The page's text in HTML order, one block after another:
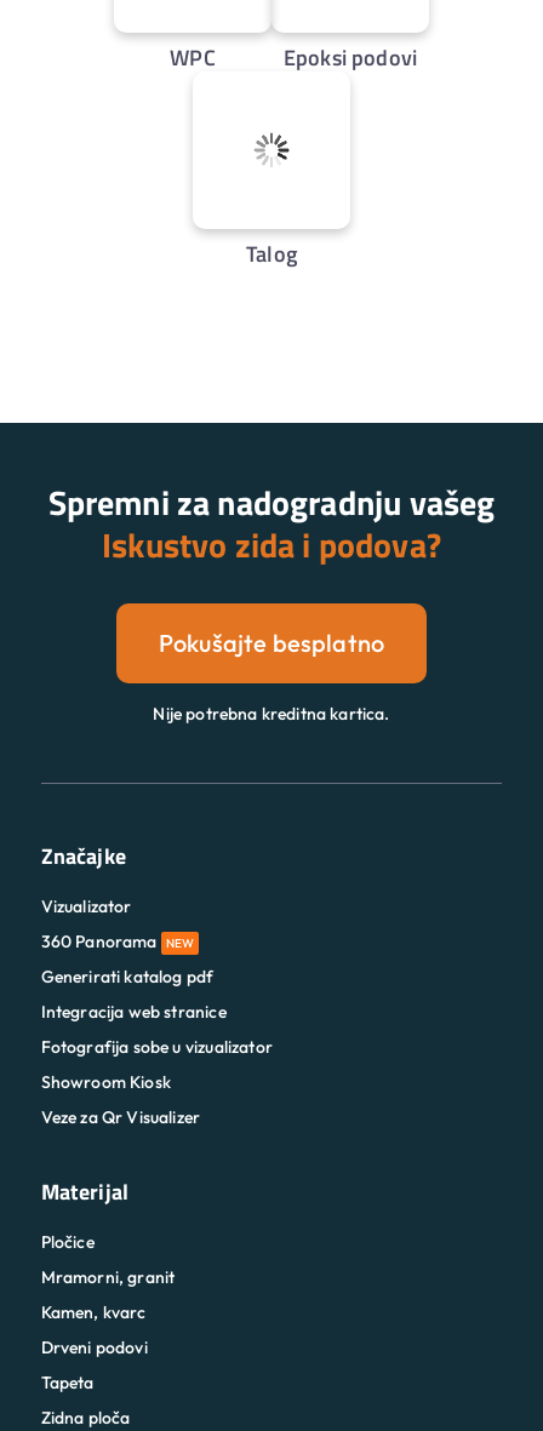
WPC Epoksi podovi
Talog
Spremni za nadogradnju vašeg
Iskustvo zida i podova?
Pokušajte besplatno
Nije potrebna kreditna kartica.
Značajke
Vizualizator
360 Panorama
NEW
Generirati katalog pdf
Integracija web stranice
Fotografija sobe u vizualizator
Showroom Kiosk
Veze za Qr Visualizer
Materijal
Pločice
Mramorni, granit
Kamen, kvarc
Drveni podovi
Tapeta
Zidna ploča